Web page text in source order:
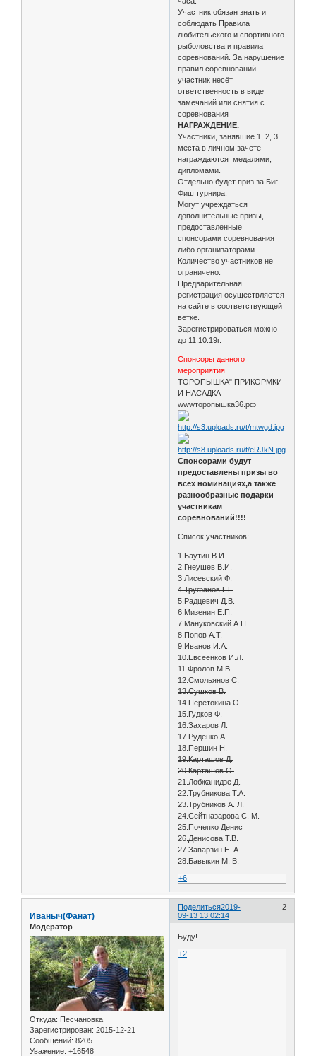
Участник обязан знать и
соблюдать Правила
любительского и спортивного
рыболовства и правила
соревнований. За нарушение
правил соревнований
участник несёт
ответственность в виде
замечаний или снятия с
соревнования
НАГРАЖДЕНИЕ.
Участники, занявшие 1, 2, 3
места в личном зачете
награждаются медалями,
дипломами.
Отдельно будет приз за Биг-
Фиш турнира.
Могут учреждаться
дополнительные призы,
предоставленные
спонсорами соревнования
либо организаторами.
Количество участников не
ограничено.
Предварительная
регистрация осуществляется
на сайте в соответствующей
ветке.
Зарегистрироваться можно
до 11.10.19г.
Спонсоры данного
мероприятия
ТОРОПЫШКА" ПРИКОРМКИ
И НАСАДКА
wwwторопышка36.рф
Спонсорами будут
предоставлены призы во
всех номинациях,а также
разнообразные подарки
участникам
соревнований!!!!
Список участников:
1.Баутин В.И.
2.Гнеушев В.И.
3.Лисевский Ф.
4.Труфанов Г.Е.
5.Радцевич Д.В.
6.Мизенин Е.П.
7.Мануковский А.Н.
8.Попов А.Т.
9.Иванов И.А.
10.Евсеенков И.Л.
11.Фролов М.В.
12.Смольянов С.
13.Сушков В.
14.Перетокина О.
15.Гудков Ф.
16.Захаров Л.
17.Руденко А.
18.Першин Н.
19.Карташов Д.
20.Карташов О.
21.Лобжанидзе Д.
22.Трубникова Т.А.
23.Трубников А. Л.
24.Сейтназарова С. М.
25.Почепко Денис
26.Денисова Т.В.
27.Заварзин Е. А.
28.Бавыкин М. В.
+6
Поделиться 2
2019-
09-13 13:02:14
Иваныч(Фанат)
Модератор
Откуда: Песчановка
Зарегистрирован: 2015-12-21
Сообщений: 8205
Уважение: +16548
Буду!
+2